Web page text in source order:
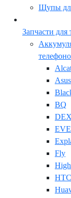
Щупы
Запчасти для
Asus
BQ
EVE
Fly
HTC